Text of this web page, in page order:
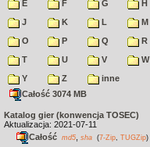
E
F G H
J
K L M
O
P Q R
T
U V W
Y
Z
inne
Całość 3074 MB
Katalog gier (konwencja TOSEC)
Aktualizacja: 2021-07-11
Całość md5 sha (7-Zip TUGZip)